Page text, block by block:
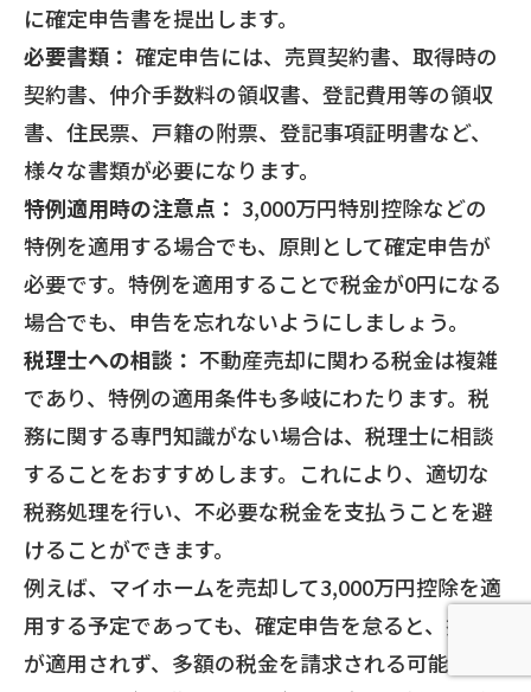
に確定申告書を提出します。
必要書類： 確定申告には、売買契約書、取得時の
契約書、仲介手数料の領収書、登記費用等の領収
書、住民票、戸籍の附票、登記事項証明書など、
様々な書類が必要になります。
特例適用時の注意点： 3,000万円特別控除などの
特例を適用する場合でも、原則として確定申告が
必要です。特例を適用することで税金が0円になる
場合でも、申告を忘れないようにしましょう。
税理士への相談： 不動産売却に関わる税金は複雑
であり、特例の適用条件も多岐にわたります。税
務に関する専門知識がない場合は、税理士に相談
することをおすすめします。これにより、適切な
税務処理を行い、不必要な税金を支払うことを避
けることができます。
例えば、マイホームを売却して3,000万円控除を適
用する予定であっても、確定申告を怠ると、控除
が適用されず、多額の税金を請求される可能性が